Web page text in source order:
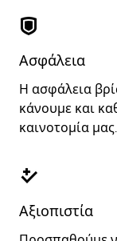
Ασφάλεια
Η ασφάλεια
κάνουμε και
καινοτομία μας.
Αξιοπιστία